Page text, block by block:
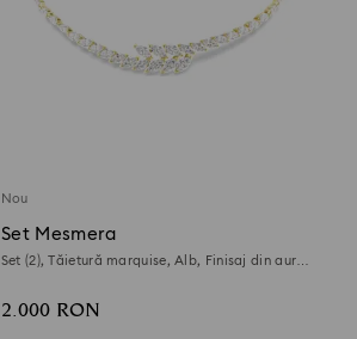
Nou
Set Mesmera
Set (2), Tăietură marquise, Alb, Finisaj din aur
2.000 RON